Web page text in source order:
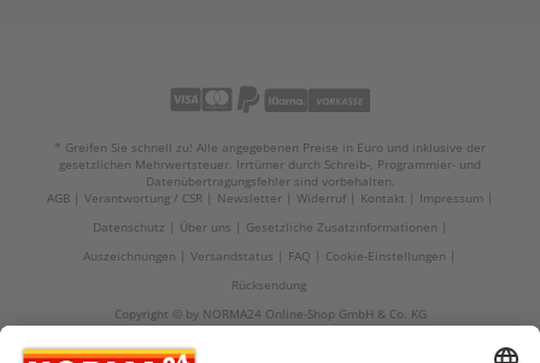
* Greifen Sie schnell zu! Alle angegebenen Preise in Euro und inklusive der
gesetzlichen Mehrwertsteuer. Irrtümer durch Schreib-, Programmier- und
Datenübertragungsfehler sind vorbehalten.
AGB
Verantwortung / CSR Newsletter Widerruf Kontakt
Impressum
Datenschutz
Über uns
Gesetzliche Zusatzinformationen
Auszeichnungen
Versandstatus FAQ
Cookie-Einstellungen
Rücksendung
Copyright © by NORMA24 Online-Shop GmbH & Co. KG